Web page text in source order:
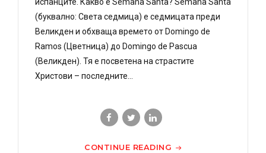
(буквално: Света седмица) е седмицата преди
Великден и обхваща времето от Domingo de
Ramos (Цветница) до Domingo de Pascua
(Великден). Тя е посветена на страстите
Христови – последните...
CONTINUE READING